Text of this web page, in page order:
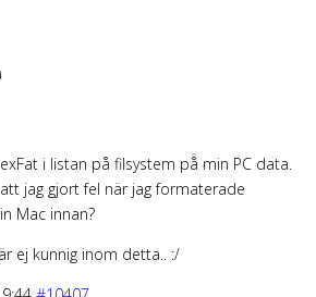
i listan på filsystem på min PC data.
jag gjort fel när jag formaterade
Mac innan?
ej kunnig inom detta.. :/